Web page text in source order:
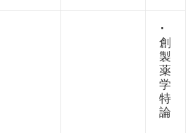
･
創
製
薬
学
特
論